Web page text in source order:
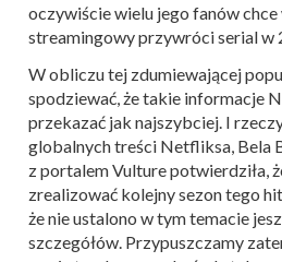
oczywiście wielu jego fanów
streamingowy przywróci serial w
W obliczu tej zdumiewającej
spodziewać, że takie informacje
przekazać jak najszybciej. I
globalnych treści Netfliksa, Bela
z portalem Vulture potwierdziła,
zrealizować kolejny sezon tego
że nie ustalono w tym temacie
szczegółów. Przypuszczamy